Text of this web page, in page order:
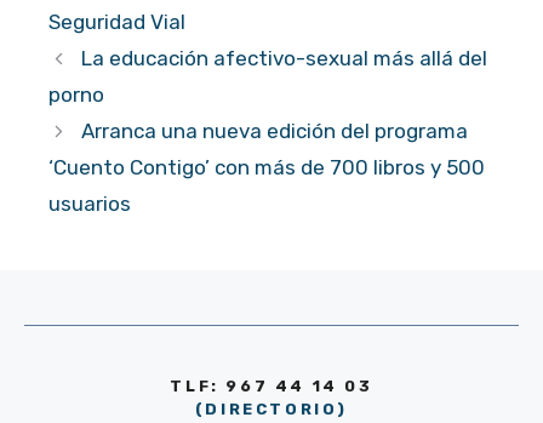
Seguridad Vial
La educación afectivo-sexual más allá del
porno
Arranca una nueva edición del programa
‘Cuento Contigo’ con más de 700 libros y 500
usuarios
TLF: 967 44 14 03
(DIRECTORIO)